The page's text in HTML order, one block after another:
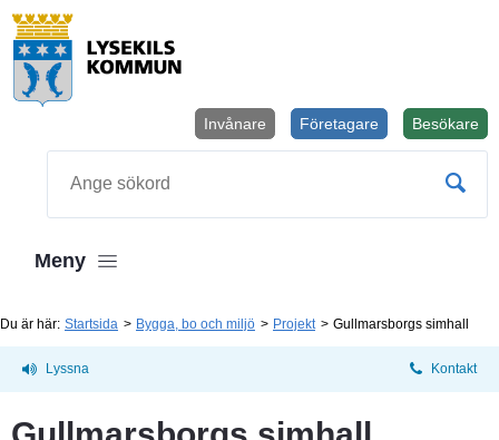
Besökare
Företagare
Invånare
Meny
Du är här: Startsida Bygga, bo och miljö Projekt Gullmarsborgs simhall
Lyssna Kontakt